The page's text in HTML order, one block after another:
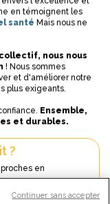
en témoignent les
santé Mais nous ne
nous nous
! Nous sommes
et d'améliorer notre
plus exigeants.
Ensemble,
et durables.
?
en
RECOMMANDE
Continuer sans accepter